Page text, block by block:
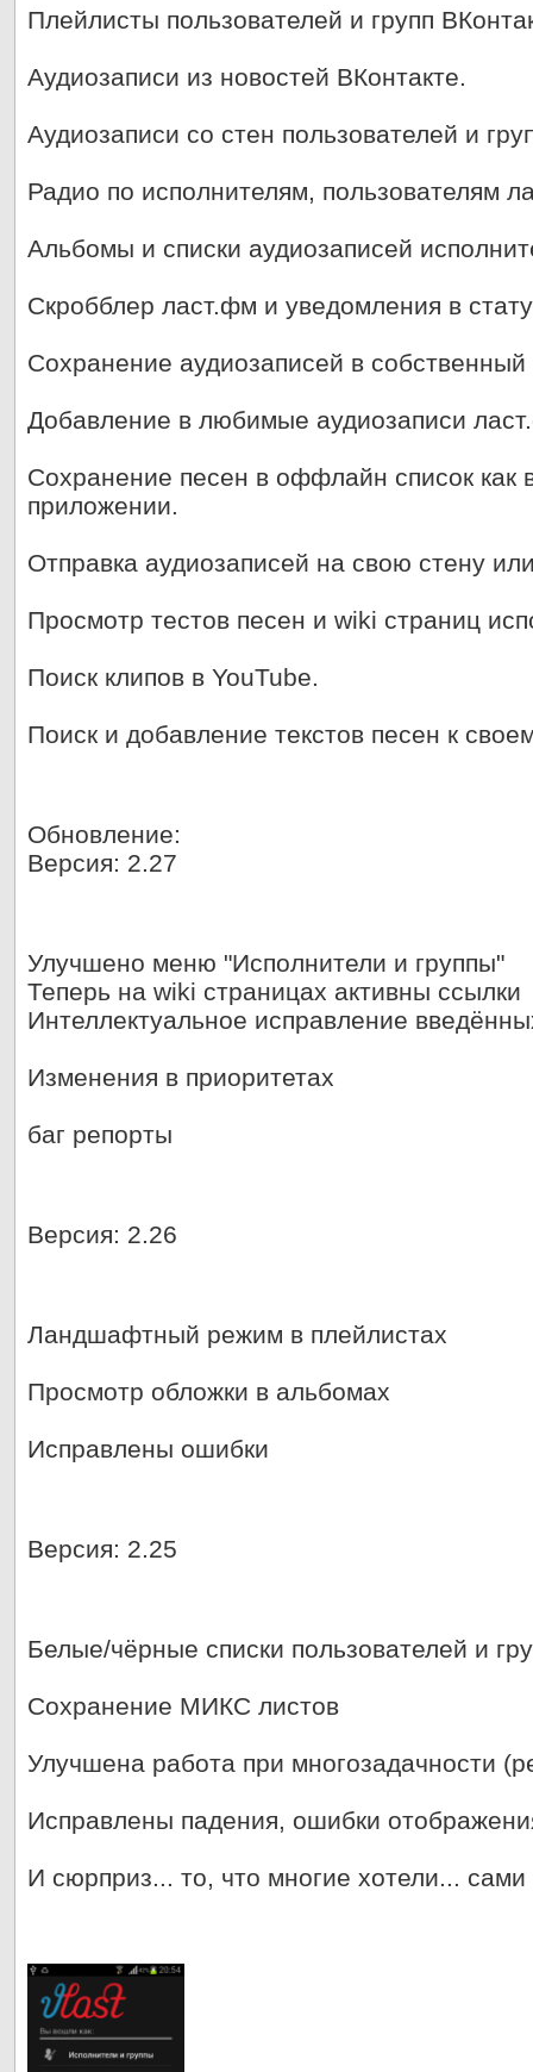
Плейлисты пользователей и групп
Аудиозаписи из новостей ВКонтакте.
Аудиозаписи со стен пользователей и
Радио по исполнителям, пользователям
Альбомы и списки аудиозаписей
Скробблер ласт.фм и уведомления в
Сохранение аудиозаписей в собственный
Добавление в любимые аудиозаписи
Сохранение песен в оффлайн список как
приложении.
Отправка аудиозаписей на свою стену
Просмотр тестов песен и wiki страниц
Поиск клипов в YouTube.
Поиск и добавление текстов песен к
Обновление:
Версия: 2.27
Улучшено меню "Исполнители и группы"
Теперь на wiki страницах активны ссылки
Интеллектуальное исправление
Изменения в приоритетах
баг репорты
Версия: 2.26
Ландшафтный режим в плейлистах
Просмотр обложки в альбомах
Исправлены ошибки
Версия: 2.25
Белые/чёрные списки пользователей и
Сохранение МИКС листов
Улучшена работа при многозадачности
Исправлены падения, ошибки
И сюрприз... то, что многие хотели...